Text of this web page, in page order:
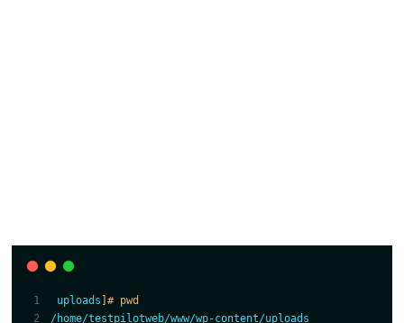
uploads ]# pwd
/home/testpilotweb/www/wp-content/uploads